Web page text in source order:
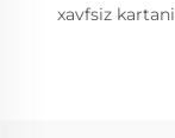
xavfsiz